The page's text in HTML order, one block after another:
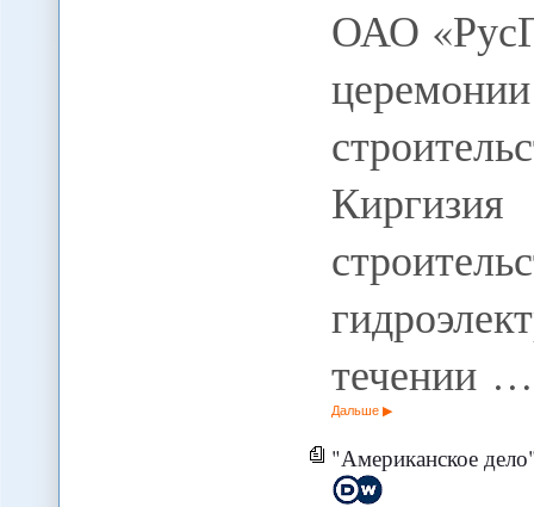
ОАО
Киргизия
течении …
Дальше
"Американское дело"